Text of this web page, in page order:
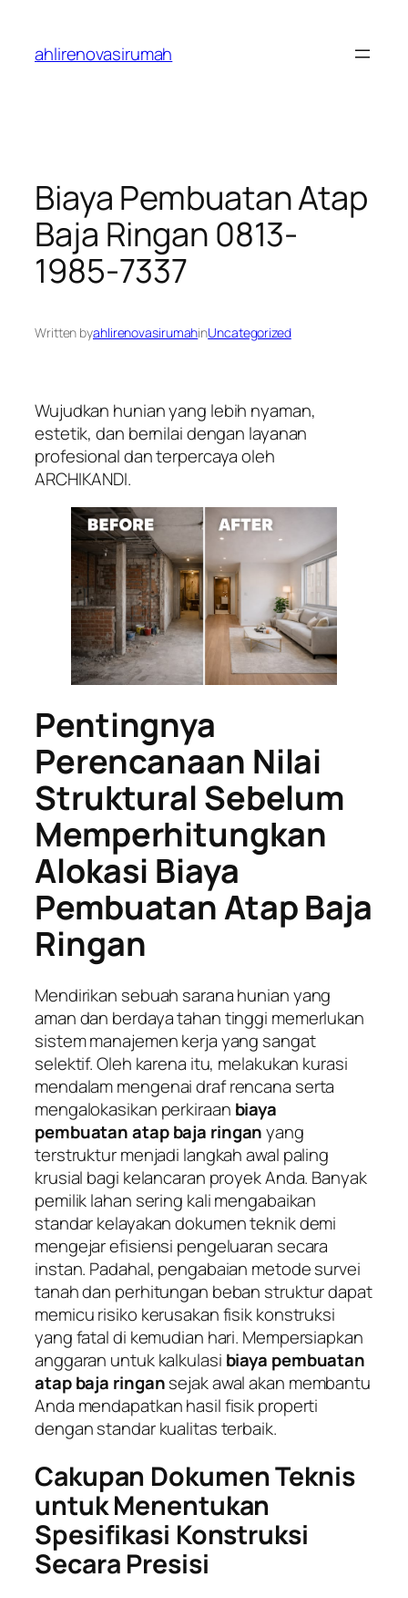
content
ahlirenovasirumah
Biaya Pembuatan Atap
Baja Ringan 0813-
1985-7337
Written byahlirenovasirumahinUncategorized
Wujudkan hunian yang lebih nyaman,
estetik, dan bernilai dengan layanan
profesional dan terpercaya oleh
ARCHIKANDI.
Pentingnya
Perencanaan Nilai
Struktural Sebelum
Memperhitungkan
Alokasi Biaya
Pembuatan Atap Baja
Ringan
Mendirikan sebuah sarana hunian yang
aman dan berdaya tahan tinggi memerlukan
sistem manajemen kerja yang sangat
selektif. Oleh karena itu, melakukan kurasi
mendalam mengenai draf rencana serta
mengalokasikan perkiraan biaya
pembuatan atap baja ringanyang
terstruktur menjadi langkah awal paling
krusial bagi kelancaran proyek Anda. Banyak
pemilik lahan sering kali mengabaikan
standar kelayakan dokumen teknik demi
mengejar efisiensi pengeluaran secara
instan. Padahal, pengabaian metode survei
tanah dan perhitungan beban struktur dapat
memicu risiko kerusakan fisik konstruksi
yang fatal di kemudian hari. Mempersiapkan
anggaran untuk kalkulasi biaya pembuatan
atap baja ringansejak awal akan membantu
Anda mendapatkan hasil fisik properti
dengan standar kualitas terbaik.
Cakupan Dokumen Teknis
untuk Menentukan
Spesifikasi Konstruksi
Secara Presisi